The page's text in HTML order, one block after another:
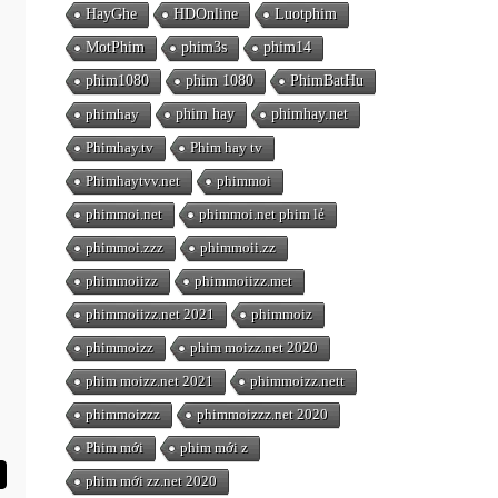
HayGhe
HDOnline
Luotphim
MotPhim
phim3s
phim14
phim1080
phim 1080
PhimBatHu
phimhay
phim hay
phimhay.net
Phimhay.tv
Phim hay tv
Phimhaytvv.net
phimmoi
phimmoi.net
phimmoi.net phim lẻ
phimmoi.zzz
phimmoii.zz
phimmoiizz
phimmoiizz.met
phimmoiizz.net 2021
phimmoiz
phimmoizz
phim moizz.net 2020
phim moizz.net 2021
phimmoizz.nett
phimmoizzz
phimmoizzz.net 2020
Phim mới
phim mới z
phim mới zz.net 2020